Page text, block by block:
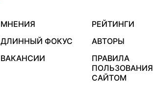
МНЕНИЯ
РЕЙТИНГИ
ДЛИННЫЙ ФОКУС
АВТОРЫ
ВАКАНСИИ
ПРАВИЛА
ПОЛЬЗОВАНИЯ
САЙТОМ